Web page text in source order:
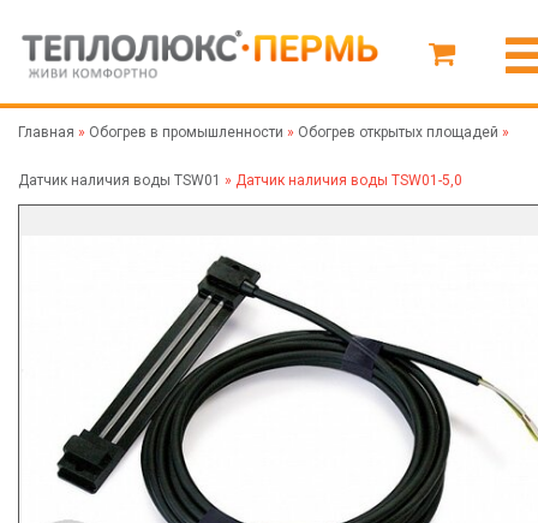
Главная » Обогрев в промышленности » Обогрев открытых площадей »
Датчик наличия воды TSW01 » Датчик наличия воды TSW01-5,0